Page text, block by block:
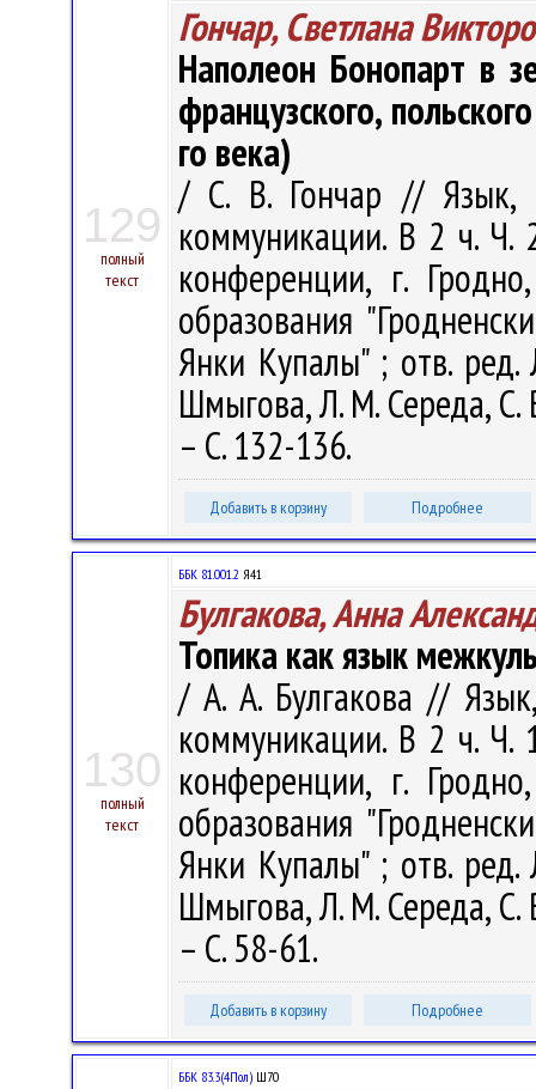
129
полный
текст
Гончар, Светлана
Наполеон Бонопарт в
французского,
го века)
/ С. В. Гончар // Язык,
коммуникации. В 2 ч.
конференции, г.
образования
Янки Купалы" ; отв.
Шмыгова, Л. М. Середа, С.
– С. 132-136.
Добавить в корзину Подробнее
130
полный
текст
ББК 81.001.2 Я41
Булгакова, Анна
Топика как язык
/ А. А. Булгакова //
коммуникации. В 2 ч.
конференции, г.
образования
Янки Купалы" ; отв.
Шмыгова, Л. М. Середа, С.
– С. 58-61.
Добавить в корзину Подробнее
ББК 83.3(4Пол) Ш70